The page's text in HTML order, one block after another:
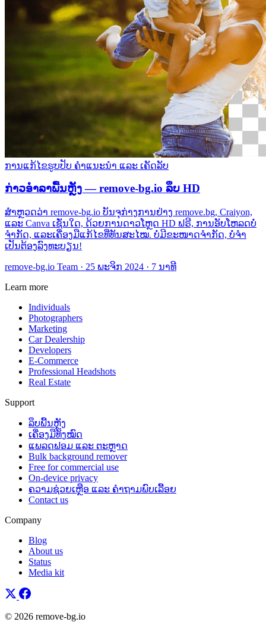
ການແກ້ໄຂຮູບປັບ ຄໍາແນະນໍາ ແລະ ເຄັດລັບ
ກ່າວອຳລາພື້ນຫຼັງ — remove-bg.io ລຶບ HD
ສໍາຫຼວດວ່າ remove-bg.io ບັນຈຸກ່າງການຢ່າງ remove.bg, Craiyon,
ແລະ Canva ເຊັ່ນໃດ, ດ້ວຍການດາວໂຫຼດ HD ຟຣີ, ການອັບໂຫລດບໍ່
ຈໍາກັດ, ແລະເຄື່ອງມືແກ້ໄຂທີ່ທັນສະໄໝ. ບໍ່ມີຂະໜາດຈໍາກັດ, ບໍ່ຈໍາ
ເປັນຕ້ອງລົງທະບຽນ!
remove-bg.io Team · 25 ພະຈິກ 2024 · 7 ນາທີ
Learn more
Individuals
Photographers
Marketing
Car Dealership
Developers
E-Commerce
Professional Headshots
Real Estate
Support
ລຶບພື້ນຫຼັງ
ເຄື່ອງມືທັງໝົດ
ແພລດຟອມ ແລະ ຕະຫຼາດ
Bulk background remover
Free for commercial use
On-device privacy
ຄວາມຊ່ວຍເຫຼືອ ແລະ ຄຳຖາມພົບເລື້ອຍ
Contact us
Company
Blog
About us
Status
Media kit
© 2026 remove-bg.io